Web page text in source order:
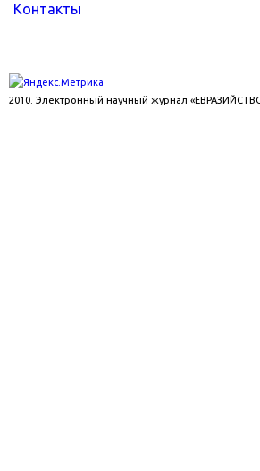
Контакты
2010. Электронный научный журнал